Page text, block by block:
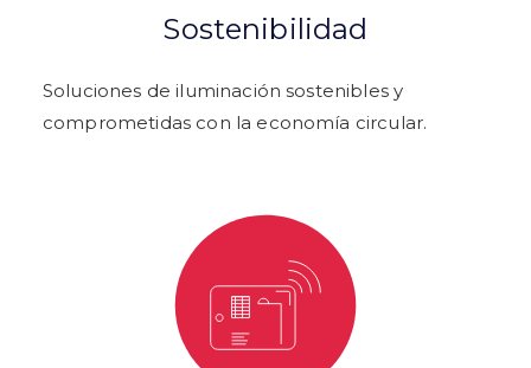
Sostenibilidad
Soluciones de iluminación sostenibles y
comprometidas con la economía circular.